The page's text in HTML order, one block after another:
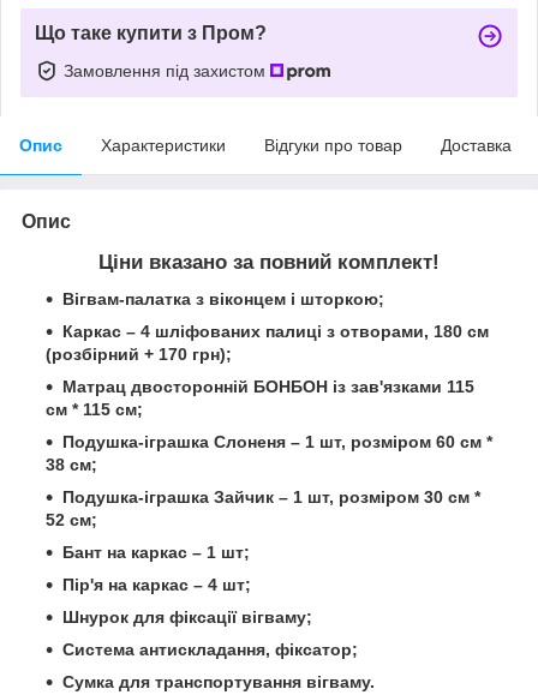
Що таке купити з Пром?
Замовлення під захистом
Опис Характеристики Відгуки про товар Доставка
Опис
Ціни вказано за повний комплект!
Вігвам-палатка з віконцем і шторкою;
Каркас – 4 шліфованих палиці з отворами, 180 см
(розбірний + 170 грн);
Матрац двосторонній БОНБОН із зав'язками 115
см * 115 см;
Подушка-іграшка Слоненя – 1 шт, розміром 60 см *
38 см;
Подушка-іграшка Зайчик – 1 шт, розміром 30 см *
52 см;
Бант на каркас – 1 шт;
Пір'я на каркас – 4 шт;
Шнурок для фіксації вігваму;
Система антискладання, фіксатор;
Сумка для транспортування вігваму.